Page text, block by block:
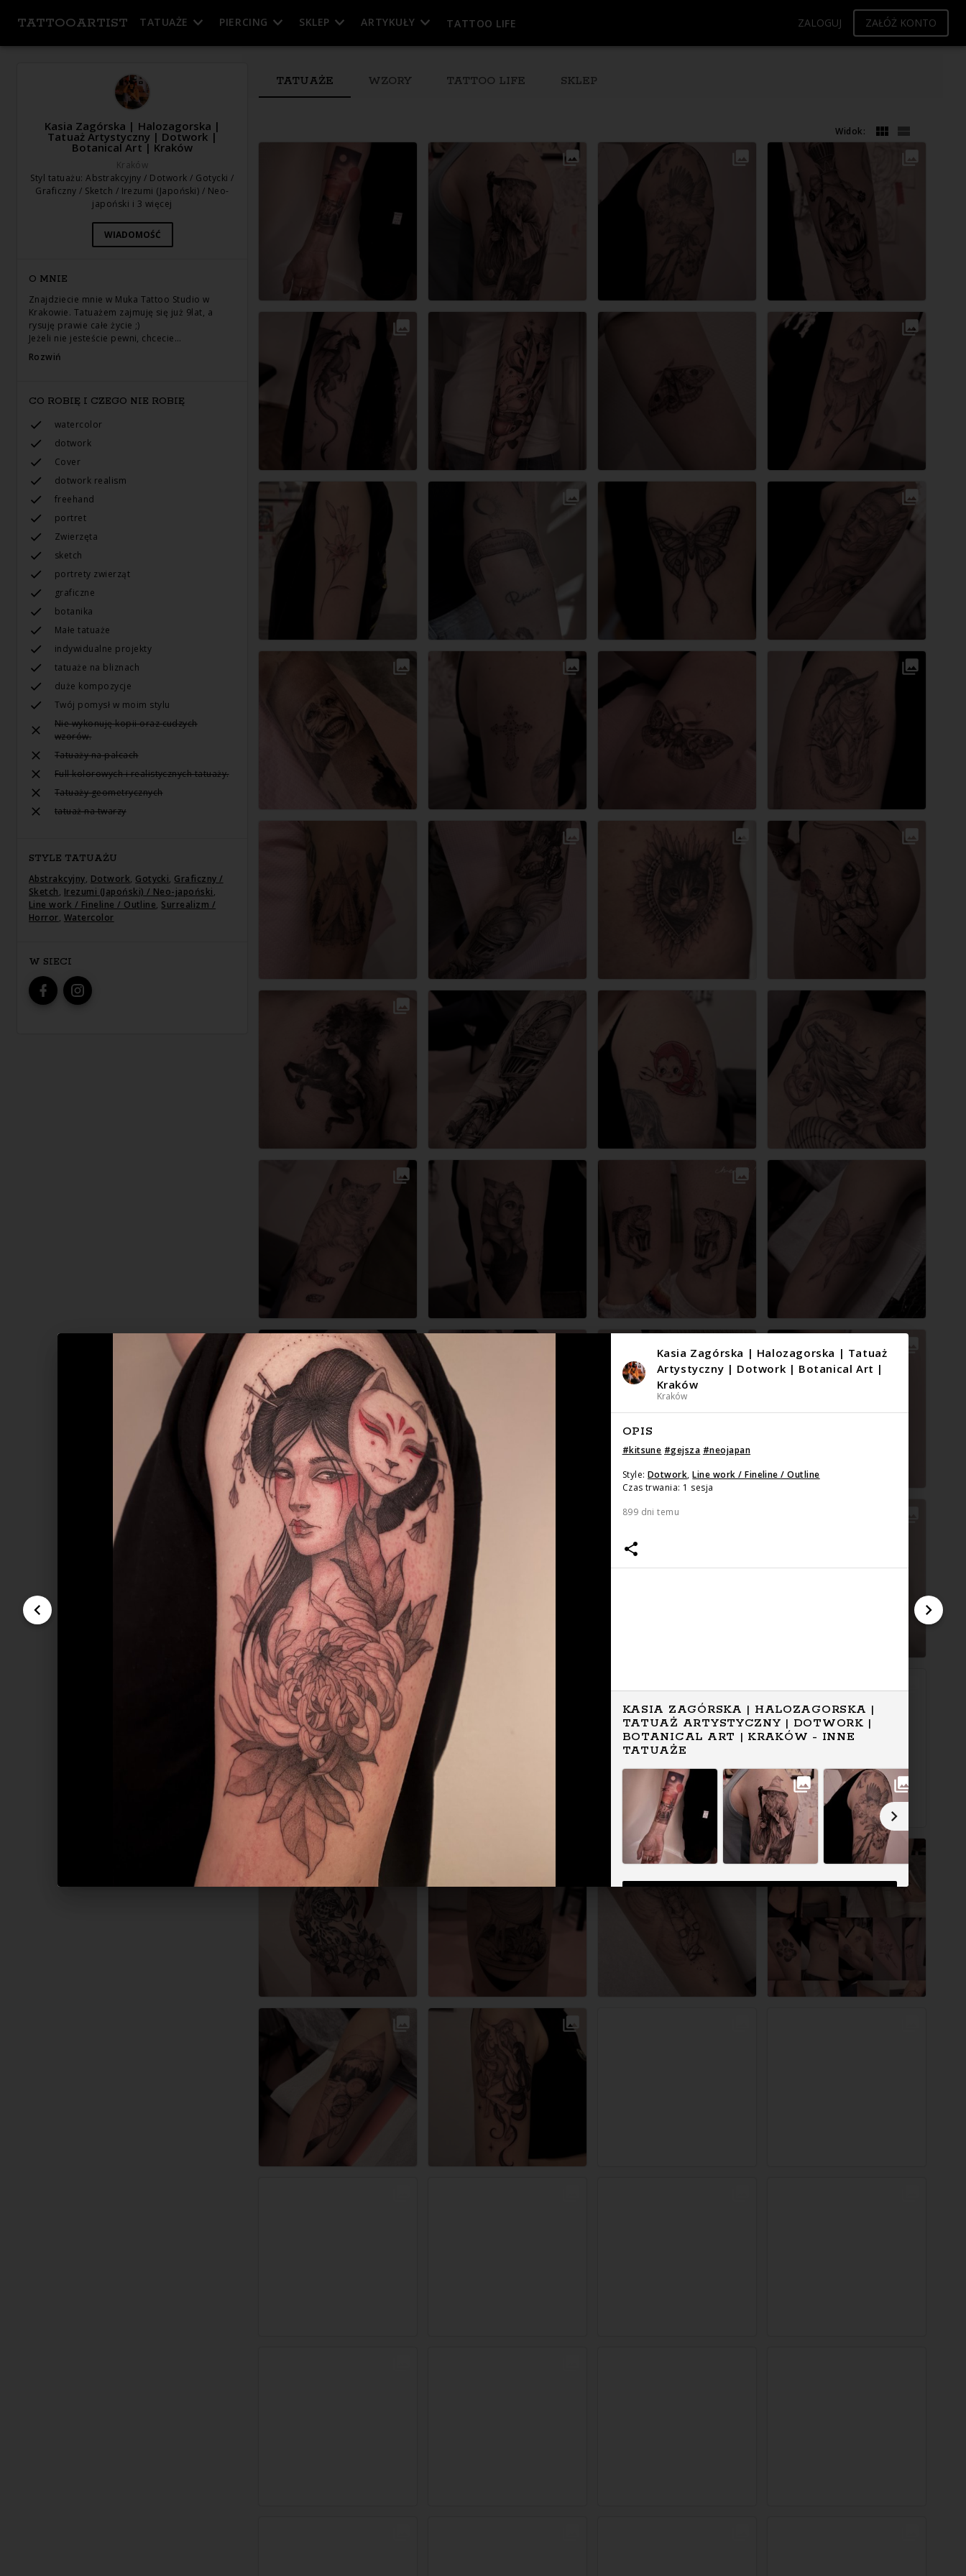
TATTOOARTIST TATUAŻE PIERCING SKLEP ARTYKUŁY TATTOO LIFE ZALOGUJ ZAŁÓŻ KONTO
Kasia Zagórska | Halozagorska |
Tatuaż Artystyczny | Dotwork |
Botanical Art | Kraków
Kraków
Styl tatuażu: Abstrakcyjny / Dotwork / Gotycki /
Graficzny / Sketch / Irezumi (Japoński) / Neo-
japoński i 3 więcej
WIADOMOŚĆ
O MNIE
Znajdziecie mnie w Muka Tattoo Studio w
Krakowie. Tatuażem zajmuję się już 9lat, a
rysuję prawie całe życie ;)
Jeżeli nie jesteście pewni, chcecie…
Rozwiń
CO ROBIĘ I CZEGO NIE ROBIĘ
watercolor
dotwork
Cover
dotwork realism
freehand
portret
Zwierzęta
sketch
portrety zwierząt
graficzne
botanika
Małe tatuaże
indywidualne projekty
tatuaże na bliznach
duże kompozycje
Twój pomysł w moim stylu
Nie wykonuję kopii oraz cudzych
wzorów.
Tatuaży na palcach
Full kolorowych i realistycznych tatuaży.
Tatuaży geometrycznych
tatuaż na twarzy
STYLE TATUAŻU
Abstrakcyjny, Dotwork, Gotycki, Graficzny /
Sketch, Irezumi (Japoński) / Neo-japoński,
Line work / Fineline / Outline, Surrealizm /
Horror, Watercolor
W SIECI
TATUAŻE WZORY TATTOO LIFE SKLEP
Widok:
Kasia Zagórska | Halozagorska | Tatuaż
Artystyczny | Dotwork | Botanical Art |
Kraków
Kraków
OPIS
#kitsune #gejsza #neojapan
Style: Dotwork,Line work / Fineline / Outline
Czas trwania: 1 sesja
899 dni temu
KASIA ZAGÓRSKA | HALOZAGORSKA |
TATUAŻ ARTYSTYCZNY | DOTWORK |
BOTANICAL ART | KRAKÓW - INNE
TATUAŻE
WYŚWIETL PEŁNY PROFIL